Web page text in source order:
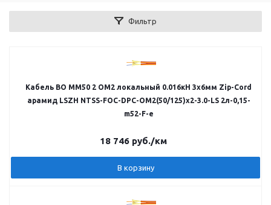
Фильтр
Кабель ВО MM50 2 OM2 локальный 0.016кН 3х6мм Zip-Cord
арамид LSZH NTSS-FOC-DPC-ОМ2(50/125)х2-3.0-LS 2л-0,15-
m52-F-e
18 746 руб./км
В корзину